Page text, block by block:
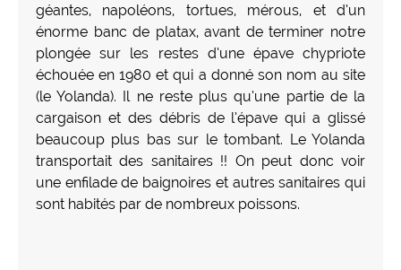
géantes, napoléons, tortues, mérous, et d’un
énorme banc de platax, avant de terminer notre
plongée sur les restes d’une épave chypriote
échouée en 1980 et qui a donné son nom au site
(le Yolanda). Il ne reste plus qu’une partie de la
cargaison et des débris de l’épave qui a glissé
beaucoup plus bas sur le tombant. Le Yolanda
transportait des sanitaires !! On peut donc voir
une enfilade de baignoires et autres sanitaires qui
sont habités par de nombreux poissons.